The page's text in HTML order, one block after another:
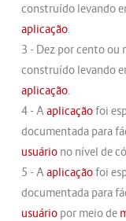
construído levando
aplicação.
3 - Dez por cento ou
construído levando
aplicação.
4 - Aaplicaçãofoi
documentada para
usuáriono nível de
5 - Aaplicaçãofoi
documentada para
usuáriopor meio de